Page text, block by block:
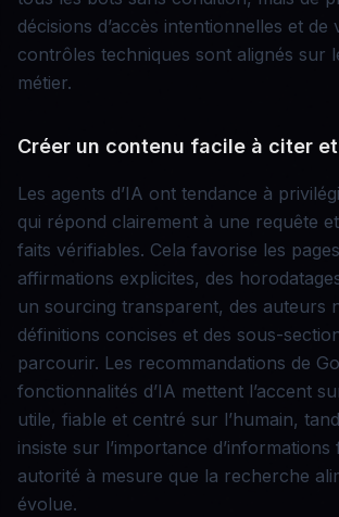
décisions d’accès intentionnelles et de
contrôles techniques sont alignés sur
métier.
Créer un contenu facile à citer
Les agents d’IA ont tendance à
qui répond clairement à une requête
faits vérifiables. Cela favorise les
affirmations explicites, des
un sourcing transparent, des auteurs
définitions concises et des sous-
parcourir. Les recommandations de
fonctionnalités d’IA mettent l’accent
utile, fiable et centré sur l’humain,
insiste sur l’importance
autorité à mesure que la recherche
évolue.